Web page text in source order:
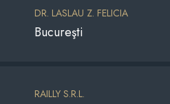
DR. LASLAU Z. FELICIA
Bucureşti
RAILLY S.R.L.